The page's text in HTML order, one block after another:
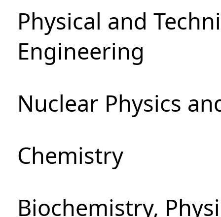
Physical and
Engineering
Nuclear Physics
Chemistry
Biochemistry,